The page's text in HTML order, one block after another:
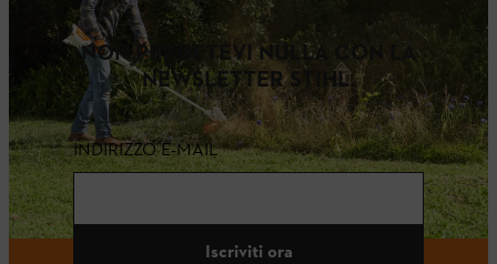
NON PERDETEVI NULLA CON LA
NEWSLETTER STIHL.
INDIRIZZO E-MAIL
Iscriviti ora